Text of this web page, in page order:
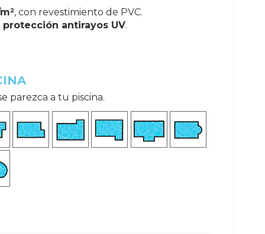
, con revestimiento de PVC.
protección antirayos UV.
parezca a tu piscina.